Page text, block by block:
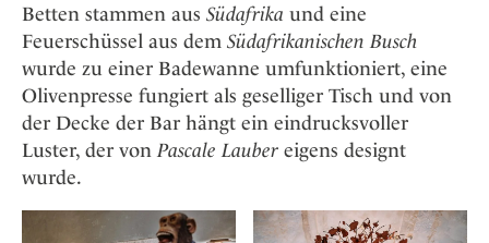
Betten stammen aus Südafrika und eine
Feuerschüssel aus dem Südafrikanischen Busch
wurde zu einer Badewanne umfunktioniert, eine
Olivenpresse fungiert als geselliger Tisch und von
der Decke der Bar hängt ein eindrucksvoller
Luster, der von Pascale Lauber eigens designt
wurde.